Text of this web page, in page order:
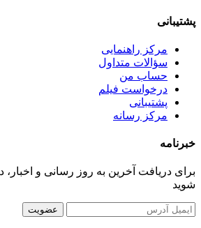
پشتیبانی
مرکز راهنمایی
سؤالات متداول
حساب من
درخواست فیلم
پشتیبانی
مرکز رسانه
خبرنامه
برای دریافت آخرین به روز رسانی و
شوید
عضویت